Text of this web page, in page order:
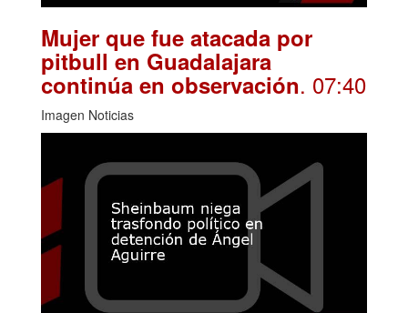
Mujer que fue atacada por
pitbull en Guadalajara
continúa en observación. 07:40
Imagen Noticias